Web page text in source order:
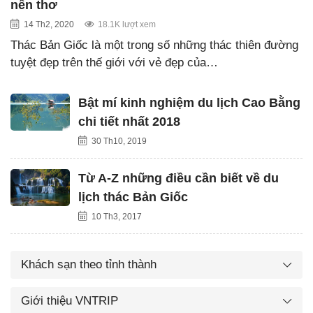
nên thơ
14 Th2, 2020 18.1K lượt xem
Thác Bản Giốc là một trong số những thác thiên đường
tuyệt đẹp trên thế giới với vẻ đẹp của…
Bật mí kinh nghiệm du lịch Cao Bằng
chi tiết nhất 2018
30 Th10, 2019
Từ A-Z những điều cần biết về du
lịch thác Bản Giốc
10 Th3, 2017
Khách sạn theo tỉnh thành
Giới thiệu VNTRIP